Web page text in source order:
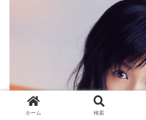
ホーム 検索